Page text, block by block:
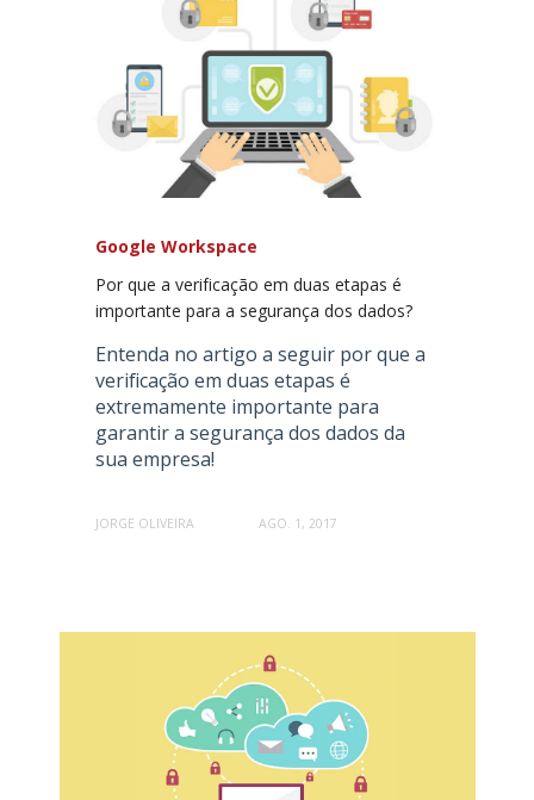
Google Workspace
Por que a verificação em duas etapas é
importante para a segurança dos dados?
Entenda no artigo a seguir por que a
verificação em duas etapas é
extremamente importante para
garantir a segurança dos dados da
sua empresa!
JORGE OLIVEIRA AGO. 1, 2017